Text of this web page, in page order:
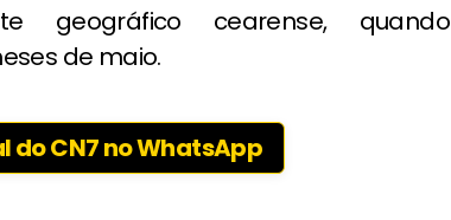
geográfico cearense, quando
de maio.
do CN7 no WhatsApp